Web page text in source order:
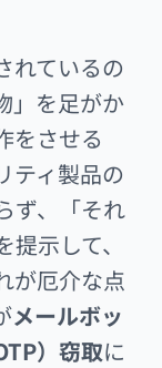
れているの
」を足がか
をさせる
ティ製品の
ず、「それ
示して、
が厄介な点
メールボッ
）窃取に